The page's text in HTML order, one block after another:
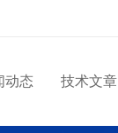
动态 技术文章